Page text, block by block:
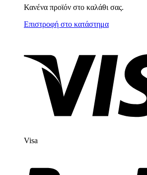
Κανένα προϊόν στο καλάθι σας.
Επιστροφή στο κατάστημα
Visa